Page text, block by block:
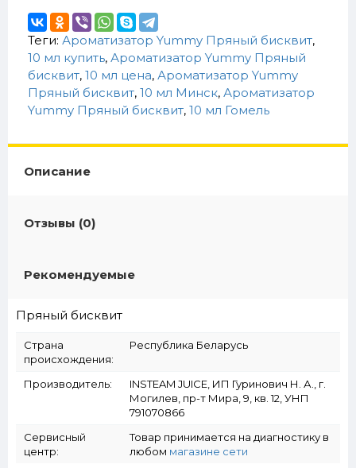
Теги: Ароматизатор Yummy Пряный бисквит,
10 мл купить, Ароматизатор Yummy Пряный
бисквит, 10 мл цена, Ароматизатор Yummy
Пряный бисквит, 10 мл Минск, Ароматизатор
Yummy Пряный бисквит, 10 мл Гомель
Описание
Отзывы (0)
Рекомендуемые
Пряный бисквит
Страна
происхождения:
Республика Беларусь
Производитель:
INSTEAM JUICE, ИП Гуринович Н. А., г.
Могилев, пр-т Мира, 9, кв. 12, УНП
791070866
Сервисный
центр:
Товар принимается на диагностику в
любом магазине сети